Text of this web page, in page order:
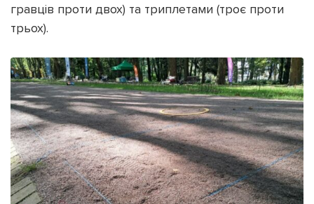
гравців проти двох) та триплетами (троє проти
трьох).